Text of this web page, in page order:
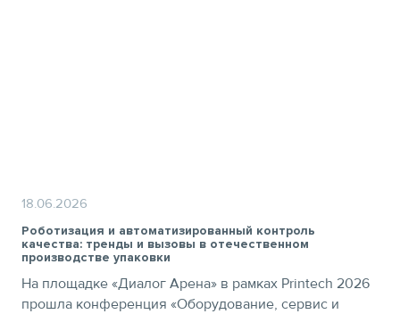
18.06.2026
Роботизация и автоматизированный контроль
качества: тренды и вызовы в отечественном
производстве упаковки
На площадке «Диалог Арена» в рамках Printech 2026
прошла конференция «Оборудование, сервис и